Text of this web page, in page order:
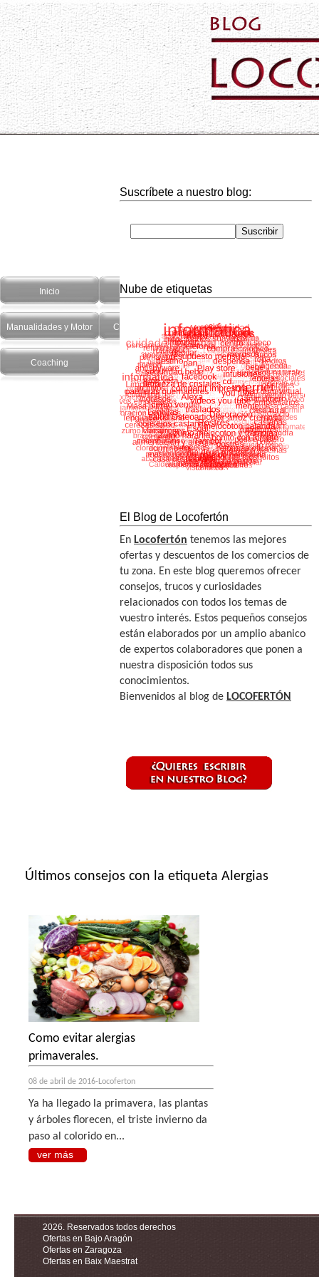
Inicio Hogar
Manualidades y Motor Cuidado Personal Salud y recetas
Coaching
Suscríbete a nuestro blog:
Nube de etiquetas
El Blog de Locofertón
En Locofertón tenemos las mejores
ofertas y descuentos de los comercios de
tu zona. En este blog queremos ofrecer
consejos, trucos y curiosidades
relacionados con todos los temas de
vuestro interés. Estos pequeños consejos
están elaborados por un amplio abanico
de expertos colaboradores que ponen a
nuestra disposición todos sus
conocimientos.
Bienvenidos al blog de LOCOFERTÓN
Últimos consejos con la etiqueta Alergias
Como evitar alergias
primaverales.
08 de abril de 2016-Locoferton
Ya ha llegado la primavera, las plantas
y árboles florecen, el triste invierno da
paso al colorido en...
ver más
2026. Reservados todos derechos
Ofertas en Bajo Aragón
Ofertas en Zaragoza
Ofertas en Baix Maestrat